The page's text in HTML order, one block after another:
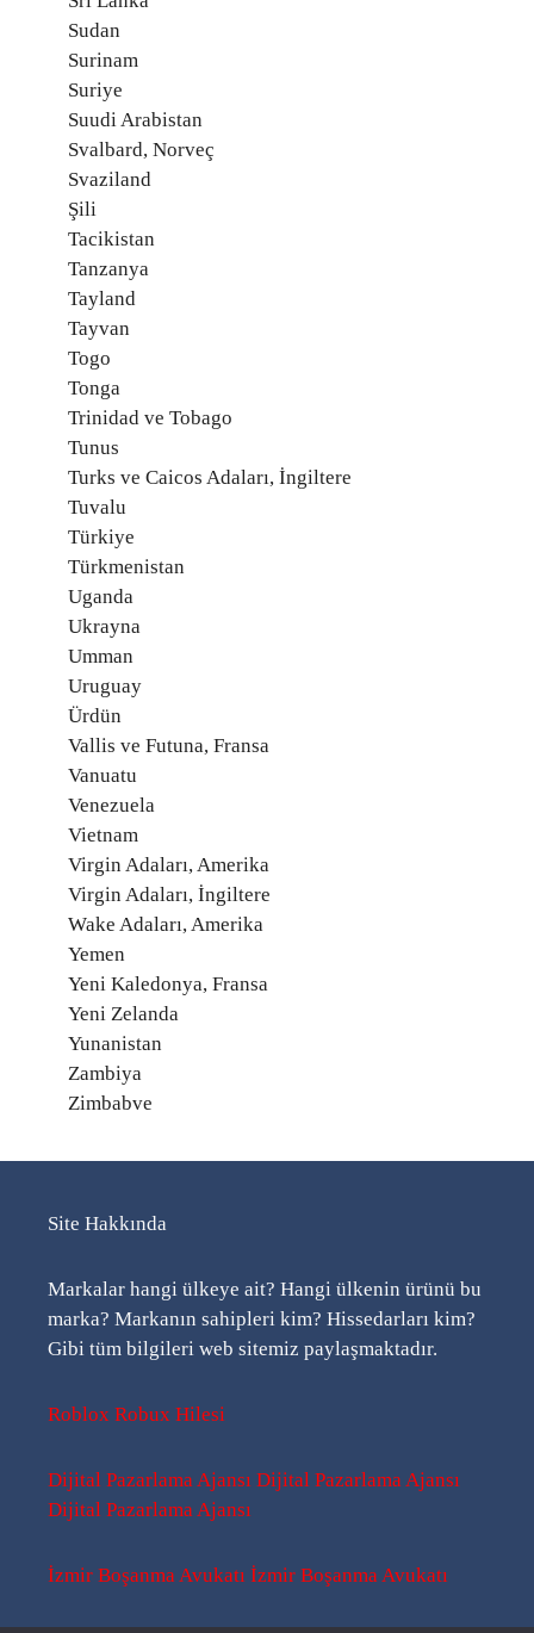
Sudan
Surinam
Suriye
Suudi Arabistan
Svalbard, Norveç
Svaziland
Şili
Tacikistan
Tanzanya
Tayland
Tayvan
Togo
Tonga
Trinidad ve Tobago
Tunus
Turks ve Caicos Adaları, İngiltere
Tuvalu
Türkiye
Türkmenistan
Uganda
Ukrayna
Umman
Uruguay
Ürdün
Vallis ve Futuna, Fransa
Vanuatu
Venezuela
Vietnam
Virgin Adaları, Amerika
Virgin Adaları, İngiltere
Wake Adaları, Amerika
Yemen
Yeni Kaledonya, Fransa
Yeni Zelanda
Yunanistan
Zambiya
Zimbabve
Site Hakkında
Markalar hangi ülkeye ait? Hangi ülkenin ürünü bu
marka? Markanın sahipleri kim? Hissedarları kim?
Gibi tüm bilgileri web sitemiz paylaşmaktadır.
Roblox Robux Hilesi
Dijital Pazarlama Ajansı Dijital Pazarlama Ajansı
Dijital Pazarlama Ajansı
İzmir Boşanma Avukatı İzmir Boşanma Avukatı